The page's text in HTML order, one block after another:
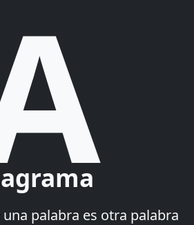
palabra es otra palabra